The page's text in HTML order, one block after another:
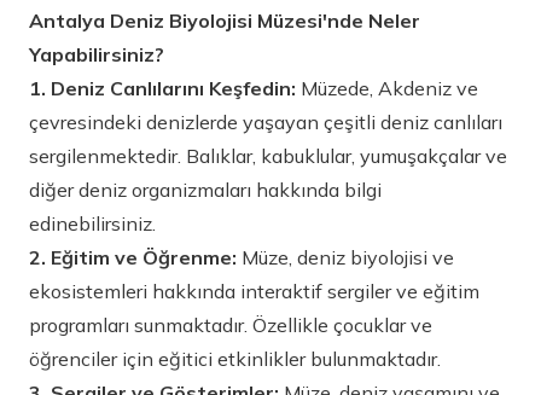
Antalya Deniz Biyolojisi Müzesi'nde Neler
Yapabilirsiniz?
1. Deniz Canlılarını Keşfedin: Müzede, Akdeniz ve
çevresindeki denizlerde yaşayan çeşitli deniz canlıları
sergilenmektedir. Balıklar, kabuklular, yumuşakçalar ve
diğer deniz organizmaları hakkında bilgi
edinebilirsiniz.
2. Eğitim ve Öğrenme: Müze, deniz biyolojisi ve
ekosistemleri hakkında interaktif sergiler ve eğitim
programları sunmaktadır. Özellikle çocuklar ve
öğrenciler için eğitici etkinlikler bulunmaktadır.